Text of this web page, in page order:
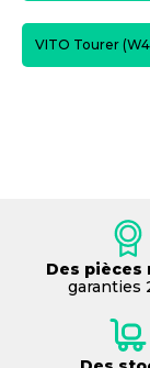
VITO Tourer
Des pièces
garanties